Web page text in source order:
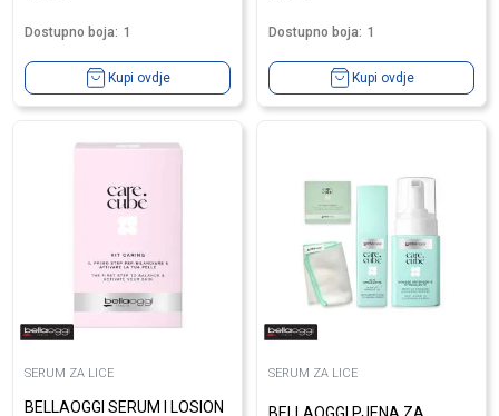
Dostupno boja: 1
Kupi ovdje
Dostupno boja: 1
Kupi ovdje
SERUM ZA LICE
BELLAOGGI SERUM I LOSION
SERUM ZA LICE